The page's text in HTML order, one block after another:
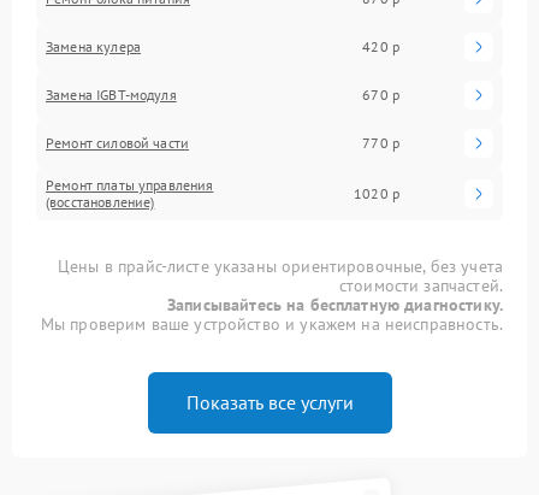
Замена кулера 420 р
Замена IGBT-модуля 670 р
Ремонт силовой части 770 р
Ремонт платы управления
(восстановление)
1020 р
Цены в прайс-листе указаны ориентировочные, без учета
стоимости запчастей.
Записывайтесь на бесплатную диагностику.
Мы проверим ваше устройство и укажем на неисправность.
Показать все услуги